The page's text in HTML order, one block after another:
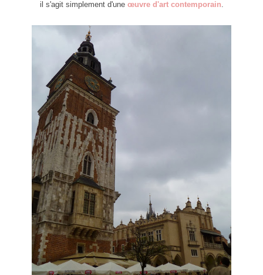
il s'agit simplement d'une œuvre d'art contemporain.